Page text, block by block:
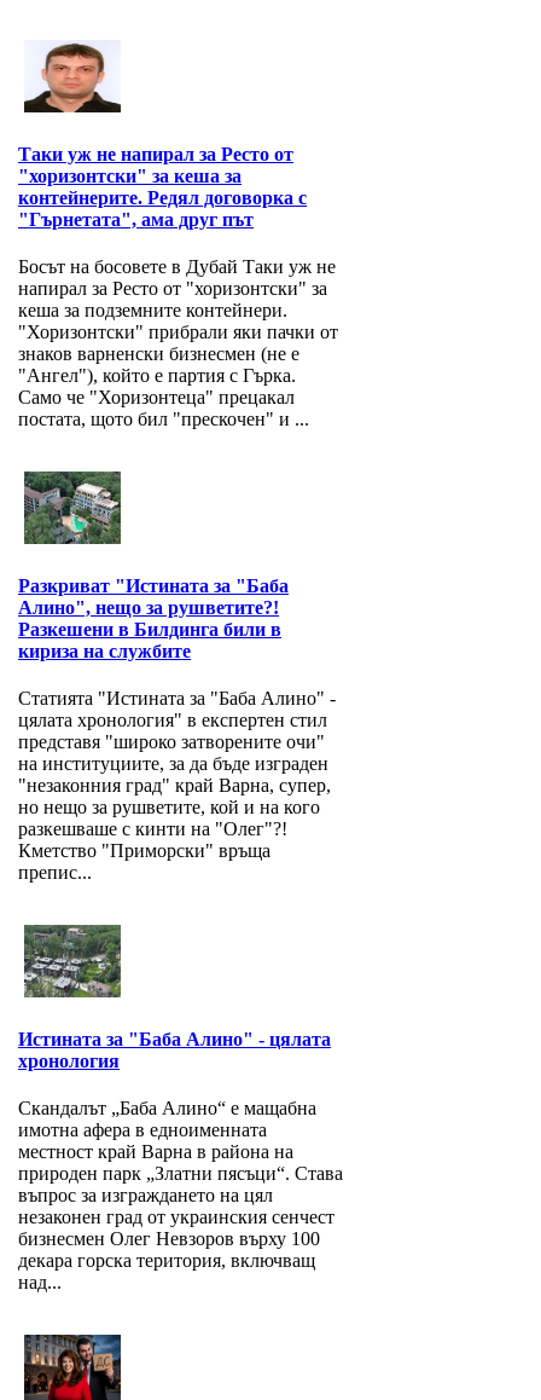
Таки уж не напирал за Ресто от
"хоризонтски" за кеша за
контейнерите. Редял договорка с
"Гърнетата", ама друг път
Босът на босовете в Дубай Таки уж не
напирал за Ресто от "хоризонтски" за
кеша за подземните контейнери.
"Хоризонтски" прибрали яки пачки от
знаков варненски бизнесмен (не е
"Ангел"), който е партия с Гърка.
Само че "Хоризонтеца" прецакал
постата, щото бил "прескочен" и ...
Разкриват "Истината за "Баба
Алино", нещо за рушветите?!
Разкешени в Билдинга били в
кириза на службите
Статията "Истината за "Баба Алино" -
цялата хронология" в експертен стил
представя "широко затворените очи"
на институциите, за да бъде изграден
"незаконния град" край Варна, супер,
но нещо за рушветите, кой и на кого
разкешваше с кинти на "Олег"?!
Кметство "Приморски" връща
препис...
Истината за "Баба Алино" - цялата
хронология
Скандалът „Баба Алино“ е мащабна
имотна афера в едноименната
местност край Варна в района на
природен парк „Златни пясъци“. Става
въпрос за изграждането на цял
незаконен град от украинския сенчест
бизнесмен Олег Невзоров върху 100
декара горска територия, включващ
над...